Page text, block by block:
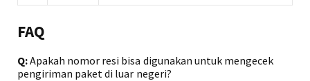
FAQ
Q:Apakah nomor resi bisa digunakan untuk mengecek
pengiriman paket di luar negeri?